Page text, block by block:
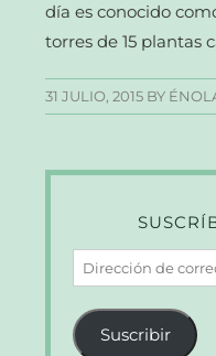
día es conocido
torres de 15 plantas
31 JULIO, 2015 BY
Dirección
de
correo
electrónico
Suscribir